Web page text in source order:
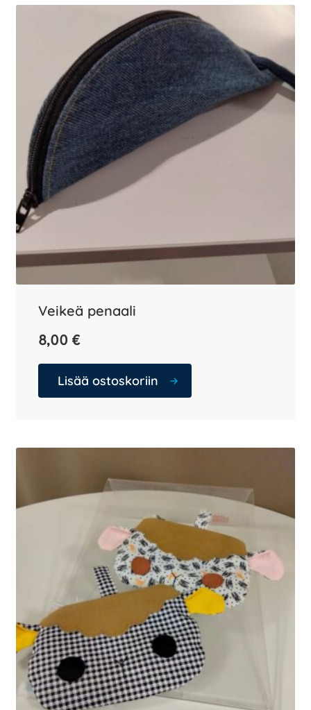
Veikeä penaali
8,00 €
Lisää ostoskoriin